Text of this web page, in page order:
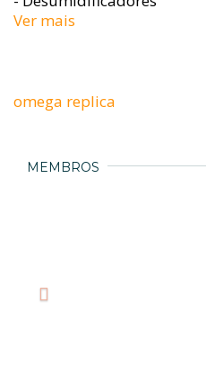
Ver mais
omega replica
MEMBROS